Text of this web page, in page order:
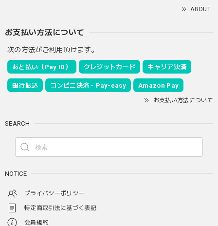
ABOUT
お支払い方法について
次の方法がご利用頂けます。
あと払い（Pay ID） クレジットカード キャリア決済
銀行振込 コンビニ決済・Pay-easy Amazon Pay
お支払い方法について
SEARCH
NOTICE
プライバシーポリシー
特定商取引法に基づく表記
会員規約